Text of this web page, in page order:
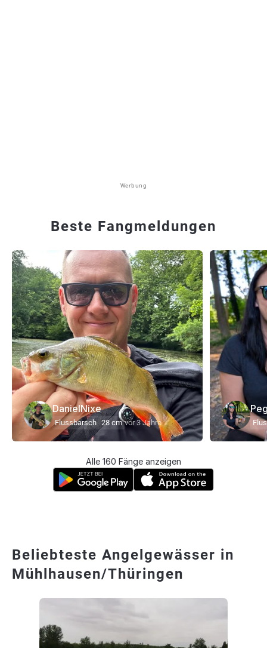
Werbung
Beste Fangmeldungen
DanielNixe
Flussbarsch 28 cm vor 3 Jahre
Alle 160 Fänge anzeigen
Beliebteste Angelgewässer in
Mühlhausen/Thüringen